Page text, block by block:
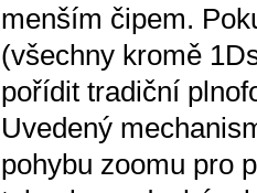
menším čipem.
(všechny kromě
pořídit tradiční
Uvedený
pohybu zoomu pro